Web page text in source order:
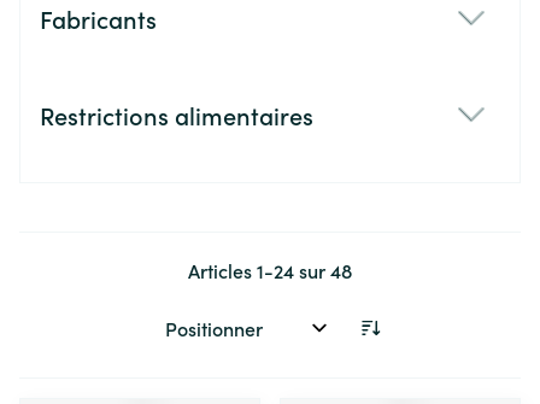
Fabricants
Restrictions alimentaires
Articles1-24sur48
Trier par: